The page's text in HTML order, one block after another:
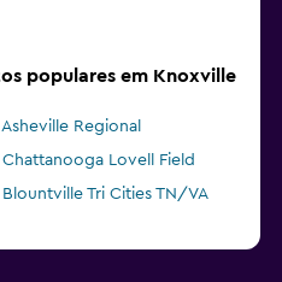
populares em Knoxville
Regional
Lovell Field
Tri Cities TN/VA